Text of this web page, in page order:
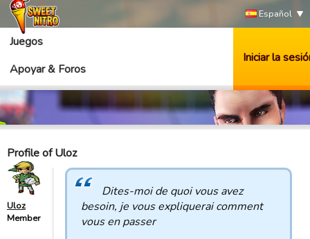
Español
Juegos
Apoyar & Foros
Iniciar la
Profile of Uloz
Uloz
Member
Dites-moi de quoi vous avez
besoin, je vous expliquerai comment
vous en passer